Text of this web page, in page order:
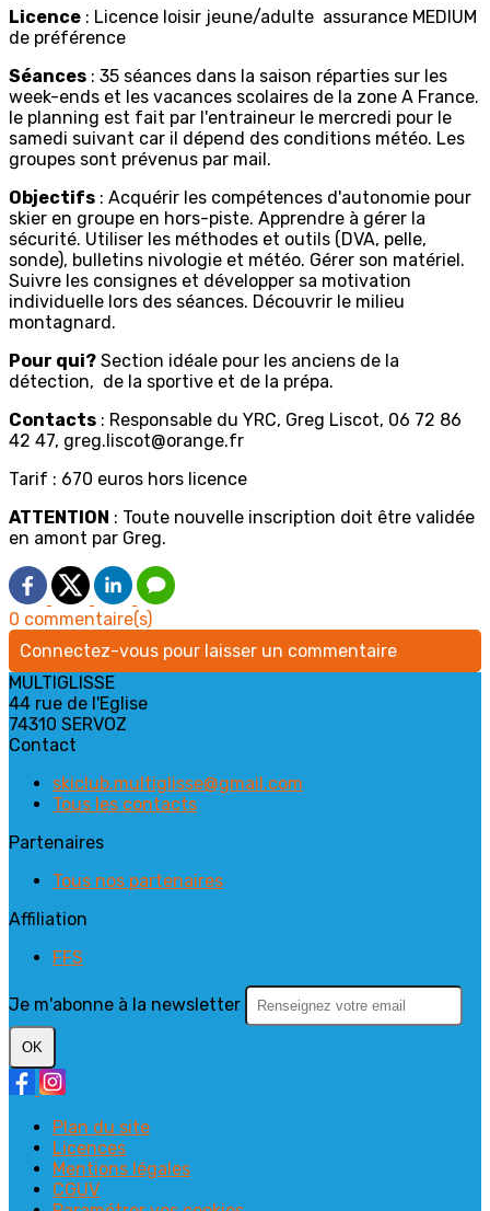
Licence : Licence loisir jeune/adulte assurance MEDIUM
de préférence
Séances : 35 séances dans la saison réparties sur les
week-ends et les vacances scolaires de la zone A France.
le planning est fait par l'entraineur le mercredi pour le
samedi suivant car il dépend des conditions météo. Les
groupes sont prévenus par mail.
Objectifs : Acquérir les compétences d'autonomie pour
skier en groupe en hors-piste. Apprendre à gérer la
sécurité. Utiliser les méthodes et outils (DVA, pelle,
sonde), bulletins nivologie et météo. Gérer son matériel.
Suivre les consignes et développer sa motivation
individuelle lors des séances. Découvrir le milieu
montagnard.
Pour qui? Section idéale pour les anciens de la
détection, de la sportive et de la prépa.
Contacts : Responsable du YRC, Greg Liscot, 06 72 86
42 47, greg.liscot@orange.fr
Tarif : 670 euros hors licence
ATTENTION : Toute nouvelle inscription doit être validée
en amont par Greg.
0 commentaire(s)
Connectez-vous pour laisser un commentaire
MULTIGLISSE
44 rue de l'Eglise
74310 SERVOZ
Contact
skiclub.multiglisse@gmail.com
Tous les contacts
Partenaires
Tous nos partenaires
Affiliation
FFS
Je m'abonne à la newsletter
OK
Plan du site
Licences
Mentions légales
CGUV